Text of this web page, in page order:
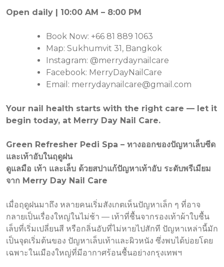
Open daily | 10:00 AM – 8:00 PM
Book Now: +66 81 889 1063
Map: Sukhumvit 31, Bangkok
Instagram: @merrydaynailcare
Facebook: MerryDayNailCare
Email: merrydaynailcare@gmail.com
Your nail health starts with the right care — let it
begin today, at Merry Day Nail Care.
Green Refresher Pedi Spa – ทางออกของปัญหาเล็บซีด
และเท้าอับในฤดูฝน
ดูแลมือ เท้า และเล็บ ด้วยสปาแก้ปัญหาเท้าอับ ระดับพรีเมียม
จาก Merry Day Nail Care
เมื่อฤดูฝนมาถึง หลายคนเริ่มสังเกตเห็นปัญหาเล็ก ๆ ที่อาจ
กลายเป็นเรื่องใหญ่ในไม่ช้า — เท้าที่ชื้นจากรองเท้าผ้าใบชื้น
เล็บที่เริ่มเปลี่ยนสี หรือกลิ่นอับที่ไม่หายไปสักที ปัญหาเหล่านี้มัก
เป็นจุดเริ่มต้นของ ปัญหาเล็บเท้าและผิวหนัง ซึ่งพบได้บ่อยโดย
เฉพาะในเมืองใหญ่ที่มีอากาศร้อนชื้นอย่างกรุงเทพฯ